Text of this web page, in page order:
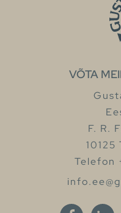
VÕTA
F. R.
10125
Telefon